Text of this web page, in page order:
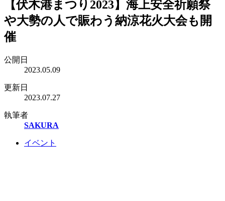
【伏木港まつり2023】海上安全祈願祭
や大勢の人で賑わう納涼花火大会も開
催
公開日
2023.05.09
更新日
2023.07.27
執筆者
SAKURA
イベント